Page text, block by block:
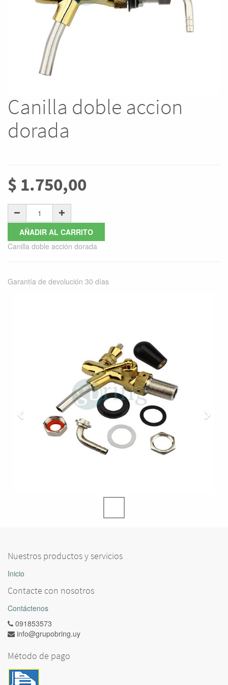
Canilla doble accion
dorada
$ 1.750,00
AÑADIR AL CARRITO
Canilla doble acción dorada
Garantía de devolución 30 días
Nuestros productos y servicios
Inicio
Contacte con nosotros
Contáctenos
091853573
info@grupobring.uy
Método de pago